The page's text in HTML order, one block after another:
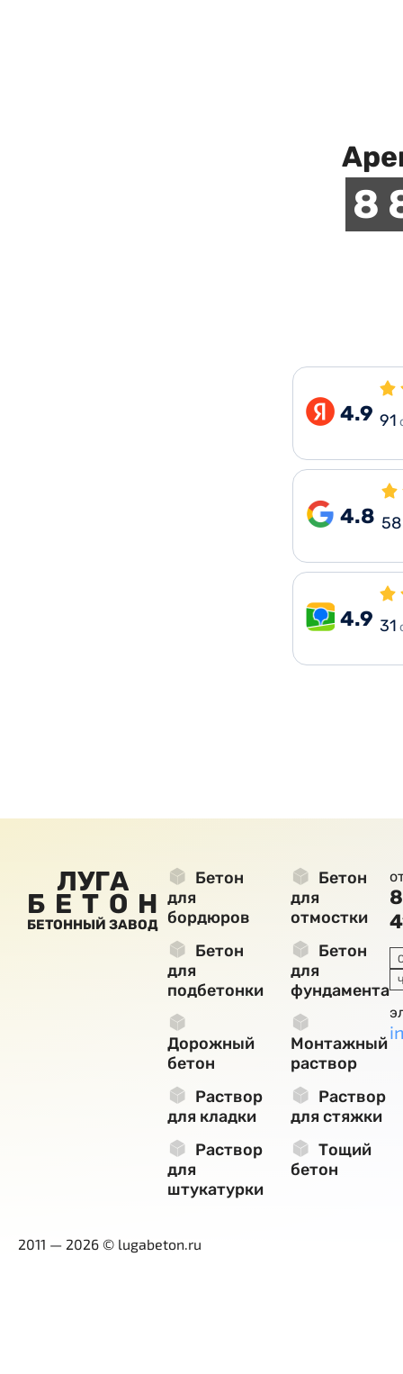
8
4.9 91
4.8 58
4.9 31
ЛУГА
БЕТОН
БЕТОННЫЙ ЗАВОД
Бетон
для
бордюров
Бетон
для
отмостки
Бетон
для
подбетонки
Бетон
для
фундамента
Дорожный
бетон
Монтажный
раствор
Раствор
для кладки
Раствор
для стяжки
Раствор
для
штукатурки
Тощий
бетон
2011 — 2026 © lugabeton.ru